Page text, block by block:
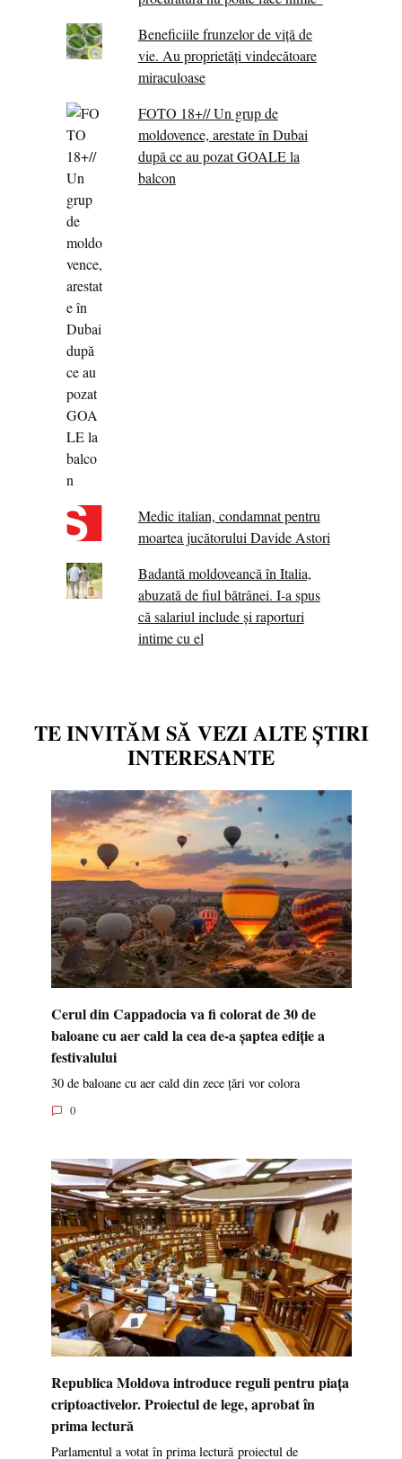
Beneficiile frunzelor de viță de
vie. Au proprietăţi vindecătoare
miraculoase
FOTO 18+// Un grup de
moldovence, arestate în Dubai
după ce au pozat GOALE la
balcon
Medic italian, condamnat pentru
moartea jucătorului Davide Astori
Badantă moldoveancă în Italia,
abuzată de fiul bătrânei. I-a spus
că salariul include și raporturi
intime cu el
TE INVITĂM SĂ VEZI ALTE ȘTIRI
INTERESANTE
Cerul din Cappadocia va fi colorat de 30 de
baloane cu aer cald la cea de-a șaptea ediție a
festivalului
30 de baloane cu aer cald din zece țări vor colora
0
Republica Moldova introduce reguli pentru piața
criptoactivelor. Proiectul de lege, aprobat în
prima lectură
Parlamentul a votat în prima lectură proiectul de